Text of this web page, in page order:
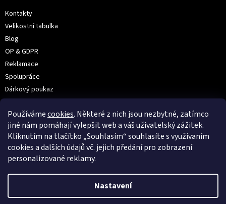
Používámecookies. Některé z nich jsou nezbytné, zatímco
jiné nám pomáhají vylepšit web a váš uživatelský zážitek.
Kliknutím na tlačítko „Souhlasím“ souhlasíte s využívaním
cookies a dalších údajů vč. jejich předání pro zobrazení
personalizované reklamy.
Nastavení
Kontakty
Velikostní tabulka
Blog
OP & GDPR
Reklamace
Spolupráce
Dárkový poukaz
Výroba na přání | Velkoobchod
Prodejna: V Hůrkách 2144/3, Praha
VOX